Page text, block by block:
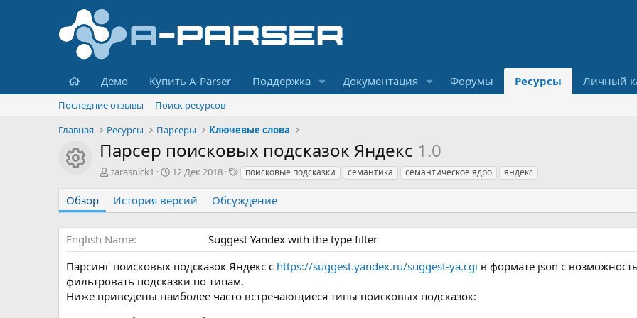
Главная
Демо Купить A-Parser Поддержка Документация Форумы Ресурсы Личный
Последние отзывы
Поиск ресурсов
Главная
Ресурсы Парсеры Ключевые слова
Иконка ресурса
Парсер поисковых подсказок Яндекс 1.0
А
т
о
tarasnick1
Д
т
а
а
н
и
12 Дек 2018
Т
г
и
поисковые подсказки семантика семантическое ядро яндекс
Обзор История версий Обсуждение
English Name
Suggest Yandex with the type filter
Парсинг поисковых подсказок Яндекс с https://suggest.yandex.ru/suggest-ya.cgi в формате json с
фильтровать подсказки по типам.
Ниже приведены наиболее часто встречающиеся типы поисковых подсказок: